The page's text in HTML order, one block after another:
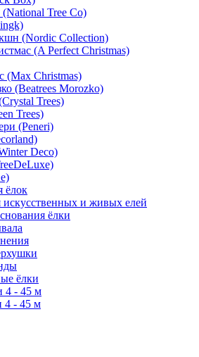
Tree Co)
(Nordic Collection)
(A Perfect Christmas)
(Max Christmas)
(Beatrees Morozko)
Trees)
Trees)
(Peneri)
Deco)
ёлок
искусственных и живых елей
ёлки
ёлки
4 - 45 м
4 - 45 м